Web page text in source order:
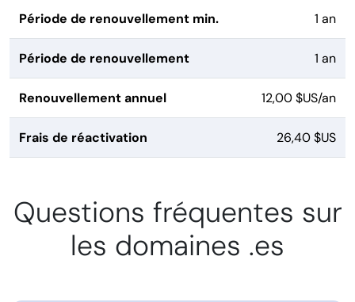
Période de renouvellement min. 1 an
Période de renouvellement 1 an
Renouvellement annuel 12,00 $US/an
Frais de réactivation 26,40 $US
Questions fréquentes sur
les domaines .es